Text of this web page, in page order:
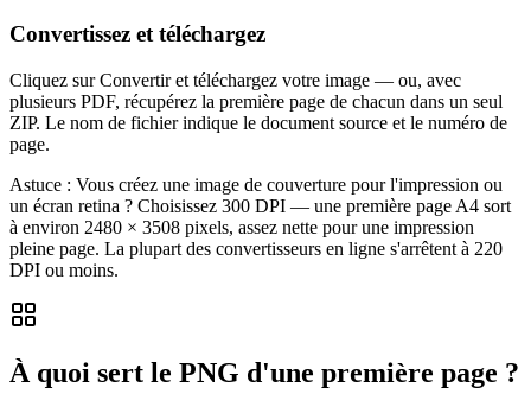
Convertissez et téléchargez
Cliquez sur Convertir et téléchargez votre image — ou, avec
plusieurs PDF, récupérez la première page de chacun dans un seul
ZIP. Le nom de fichier indique le document source et le numéro de
page.
Astuce : Vous créez une image de couverture pour l'impression ou
un écran retina ? Choisissez 300 DPI — une première page A4 sort
à environ 2480 × 3508 pixels, assez nette pour une impression
pleine page. La plupart des convertisseurs en ligne s'arrêtent à 220
DPI ou moins.
À quoi sert le PNG d'une première page ?